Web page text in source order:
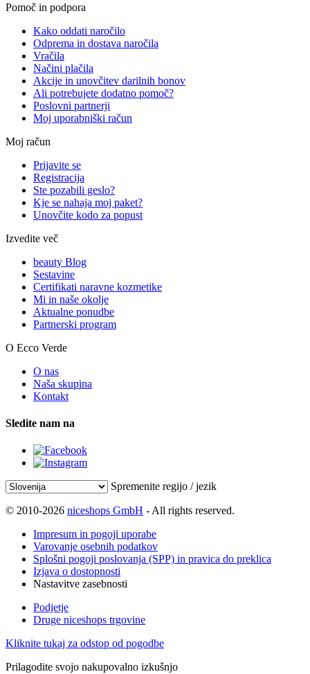
Pomoč in podpora
Kako oddati naročilo
Odprema in dostava naročila
Vračila
Načini plačila
Akcije in unovčitev darilnih bonov
Ali potrebujete dodatno pomoč?
Poslovni partnerji
Moj uporabniški račun
Moj račun
Prijavite se
Registracija
Ste pozabili geslo?
Kje se nahaja moj paket?
Unovčite kodo za popust
Izvedite več
beauty Blog
Sestavine
Certifikati naravne kozmetike
Mi in naše okolje
Aktualne ponudbe
Partnerski program
O Ecco Verde
O nas
Naša skupina
Kontakt
Sledite nam na
Spremenite regijo / jezik
© 2010-2026 niceshops GmbH - All rights reserved.
Impresum in pogoji uporabe
Varovanje osebnih podatkov
Splošni pogoji poslovanja (SPP) in pravica do preklica
Izjava o dostopnosti
Nastavitve zasebnosti
Podjetje
Druge niceshops trgovine
Kliknite tukaj za odstop od pogodbe
Prilagodite svojo nakupovalno izkušnjo